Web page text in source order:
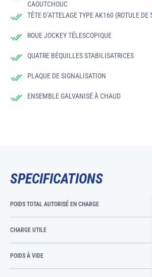
CAOUTCHOUC
TÊTE D’ATTELAGE TYPE AK160 (ROTULE DE
ROUE JOCKEY TÉLESCOPIQUE
QUATRE BÉQUILLES STABILISATRICES
PLAQUE DE SIGNALISATION
ENSEMBLE GALVANISÉ À CHAUD
SPECIFICATIONS
POIDS TOTAL AUTORISÉ EN CHARGE
CHARGE UTILE
POIDS À VIDE